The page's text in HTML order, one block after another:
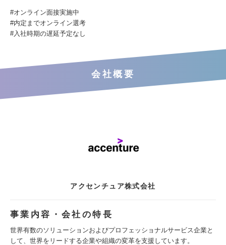
#オンライン面接実施中
#内定までオンライン選考
#入社時期の遅延予定なし
会社概要
アクセンチュア株式会社
事業内容・会社の特長
世界有数のソリューションおよびプロフェッショナルサービス企業と
して、世界をリードする企業や組織の変革を支援しています。